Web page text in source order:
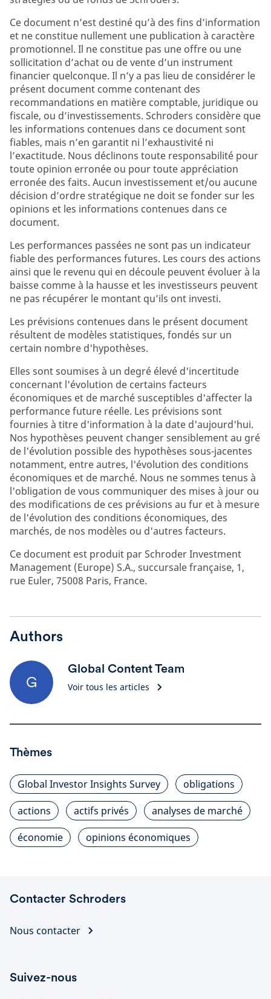
Ce document n’est destiné qu’à des fins d’information
et ne constitue nullement une publication à caractère
promotionnel. Il ne constitue pas une offre ou une
sollicitation d’achat ou de vente d’un instrument
financier quelconque. Il n’y a pas lieu de considérer le
présent document comme contenant des
recommandations en matière comptable, juridique ou
fiscale, ou d’investissements. Schroders considère que
les informations contenues dans ce document sont
fiables, mais n’en garantit ni l’exhaustivité ni
l’exactitude. Nous déclinons toute responsabilité pour
toute opinion erronée ou pour toute appréciation
erronée des faits. Aucun investissement et/ou aucune
décision d’ordre stratégique ne doit se fonder sur les
opinions et les informations contenues dans ce
document.
Les performances passées ne sont pas un indicateur
fiable des performances futures. Les cours des actions
ainsi que le revenu qui en découle peuvent évoluer à la
baisse comme à la hausse et les investisseurs peuvent
ne pas récupérer le montant qu’ils ont investi.
Les prévisions contenues dans le présent document
résultent de modèles statistiques, fondés sur un
certain nombre d'hypothèses.
Elles sont soumises à un degré élevé d'incertitude
concernant l'évolution de certains facteurs
économiques et de marché susceptibles d'affecter la
performance future réelle. Les prévisions sont
fournies à titre d'information à la date d'aujourd'hui.
Nos hypothèses peuvent changer sensiblement au gré
de l'évolution possible des hypothèses sous-jacentes
notamment, entre autres, l'évolution des conditions
économiques et de marché. Nous ne sommes tenus à
l'obligation de vous communiquer des mises à jour ou
des modifications de ces prévisions au fur et à mesure
de l'évolution des conditions économiques, des
marchés, de nos modèles ou d'autres facteurs.
Ce document est produit par Schroder Investment
Management (Europe) S.A., succursale française, 1,
rue Euler, 75008 Paris, France.
Authors
G
Global Content Team
Voir tous les articles
Thèmes
Global Investor Insights Survey
obligations
actions
actifs privés
analyses de marché
économie
opinions économiques
Contacter Schroders
Nous contacter
Suivez-nous